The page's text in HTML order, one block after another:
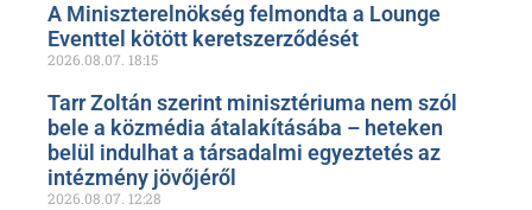
A Miniszterelnökség felmondta a Lounge
Eventtel kötött keretszerződését
2026.08.07. 18:15
Tarr Zoltán szerint minisztériuma nem szól
bele a közmédia átalakításába – heteken
belül indulhat a társadalmi egyeztetés az
intézmény jövőjéről
2026.08.07. 12:28